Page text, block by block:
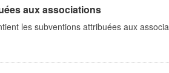
aux associations
les subventions attribuées aux